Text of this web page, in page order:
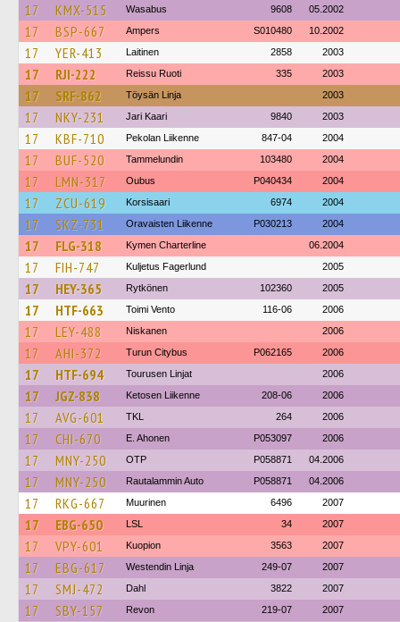
17 KMX-515 Wasabus 9608 05.2002
17 BSP-667 Ampers S010480 10.2002
17 YER-413 Laitinen 2858 2003
17 RJI-222 Reissu Ruoti 335 2003
17 SRF-862 Töysän Linja 2003
17 NKY-231 Jari Kaari 9840 2003
17 KBF-710 Pekolan Liikenne 847-04 2004
17 BUF-520 Tammelundin 103480 2004
17 LMN-317 Oubus P040434 2004
17 ZCU-619 Korsisaari 6974 2004
17 SKZ-731 Oravaisten Liikenne P030213 2004
17 FLG-318 Kymen Charterline 06.2004
17 FIH-747 Kuljetus Fagerlund 2005
17 HEY-365 Rytkönen 102360 2005
17 HTF-663 Toimi Vento 116-06 2006
17 LEY-488 Niskanen 2006
17 AHI-372 Turun Citybus P062165 2006
17 HTF-694 Tourusen Linjat 2006
17 JGZ-838 Ketosen Liikenne 208-06 2006
17 AVG-601 TKL 264 2006
17 CHI-670 E. Ahonen P053097 2006
17 MNY-250 OTP P058871 04.2006
17 MNY-250 Rautalammin Auto P058871 04.2006
17 RKG-667 Muurinen 6496 2007
17 EBG-650 LSL 34 2007
17 VPY-601 Kuopion 3563 2007
17 EBG-617 Westendin Linja 249-07 2007
17 SMJ-472 Dahl 3822 2007
17 SBY-157 Revon 219-07 2007